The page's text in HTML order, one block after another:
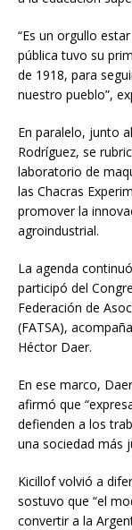
“Es un orgullo
pública tuvo su
de 1918, para
nuestro pueblo”,
En paralelo, junto
Rodríguez, se
laboratorio de
las Chacras
promover la
agroindustrial.
La agenda
participó del
Federación de
(FATSA),
Héctor Daer.
En ese marco,
afirmó que
defienden a los
una sociedad más
Kicillof volvió a
sostuvo que “el
convertir a la